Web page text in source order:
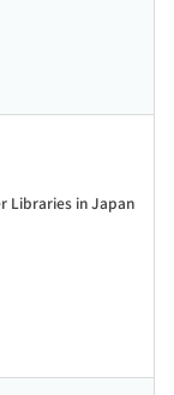
Libraries in Japan